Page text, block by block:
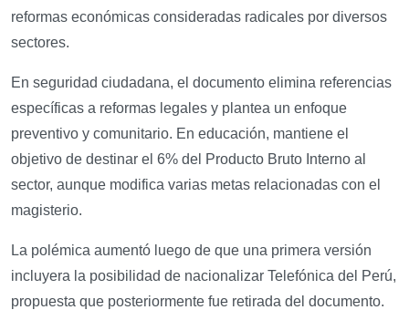
reformas económicas consideradas radicales por diversos
sectores.
En seguridad ciudadana, el documento elimina referencias
específicas a reformas legales y plantea un enfoque
preventivo y comunitario. En educación, mantiene el
objetivo de destinar el 6% del Producto Bruto Interno al
sector, aunque modifica varias metas relacionadas con el
magisterio.
La polémica aumentó luego de que una primera versión
incluyera la posibilidad de nacionalizar Telefónica del Perú,
propuesta que posteriormente fue retirada del documento.